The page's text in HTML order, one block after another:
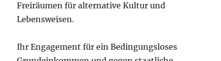
Freiräumen für alternative Kultur und
Lebensweisen.
Ihr Engagement für ein Bedingungsloses